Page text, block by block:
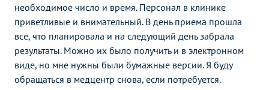
необходимое число и время. Персонал в клинике
приветливые и внимательный. В день приема прошла
все, что планировала и на следующий день забрала
результаты. Можно их было получить и в электронном
виде, но мне нужны были бумажные версии. Я буду
обращаться в медцентр снова, если потребуется.